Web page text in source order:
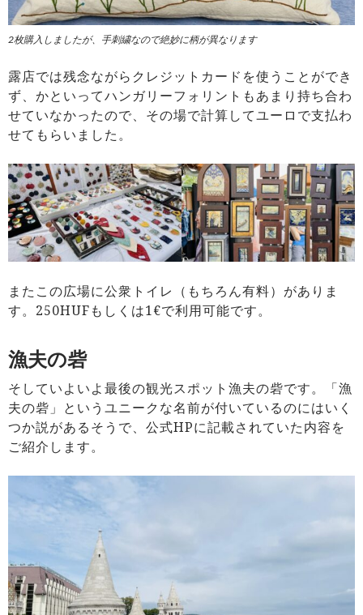
2枚購入しましたが、手刺繍なので絶妙に柄が異なります
露店では残念ながらクレジットカードを使うことができ
ず、かといってハンガリーフォリントもあまり持ち合わ
せていなかったので、その場で計算してユーロで支払わ
せてもらいました。
またこの広場に公衆トイレ（もちろん有料）がありま
す。250HUFもしくは1€で利用可能です。
漁夫の砦
そしていよいよ最後の観光スポット漁夫の砦です。「漁
夫の砦」というユニークな名前が付いているのにはいく
つか説があるそうで、公式HPに記載されていた内容を
ご紹介します。